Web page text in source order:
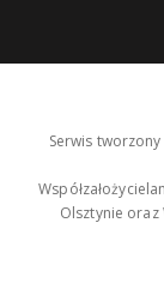
Serwis
Olsztynie oraz